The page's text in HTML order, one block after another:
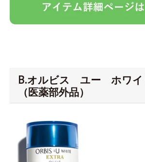
B.オルビス ユー ホワイ
（医薬部外品）